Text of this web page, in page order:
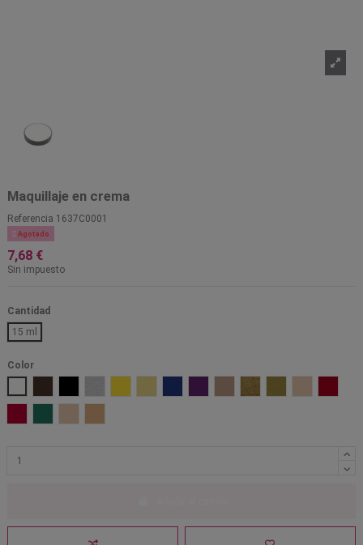
Maquillaje en crema
Referencia 1637C0001
 Agotado
7,68 €
Sin impuesto
Cantidad
15 ml
Color
Marrón OAOro 705